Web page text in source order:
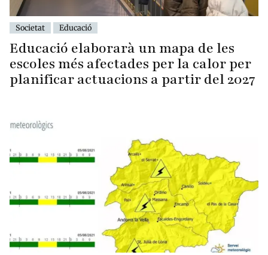
Societat Educació
Educació elaborarà un mapa de les
escoles més afectades per la calor per
planificar actuacions a partir del 2027